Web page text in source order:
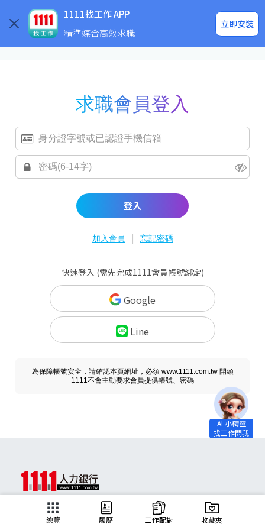
1111找工作 APP
精準媒合高效求職
立即安裝
企業求才
求職會員登入
登入
加入會員 | 忘記密碼
快速登入 (需先完成1111會員帳號綁定)
Google
Line
為保障帳號安全，請確認本頁網址，必須 www.1111.com.tw 開頭
1111不會主動要求會員提供帳號、密碼
總覽 履歷 工作配對 收藏夾